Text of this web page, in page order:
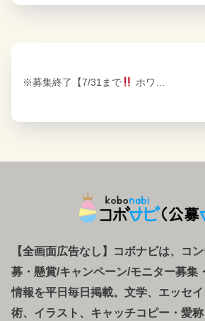
※募集終了【7/31まで ホワ…
【全画面広告なし】コボナビは、コ
募 ・ 懸賞/キャンペーン/モニター募集
情報を平日毎日掲載。文学、エッセ
術、イラスト、キャッチコピー・愛